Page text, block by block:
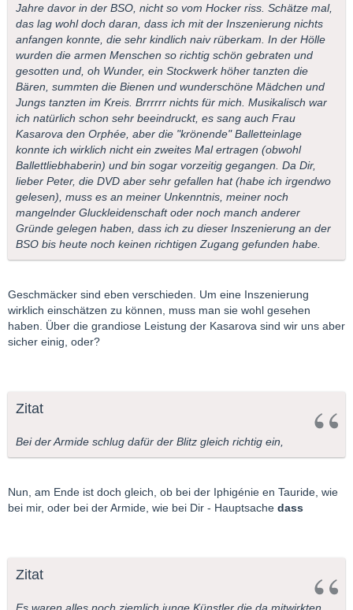
Jahre davor in der BSO, nicht so vom Hocker riss. Schätze mal,
das lag wohl doch daran, dass ich mit der Inszenierung nichts
anfangen konnte, die sehr kindlich naiv rüberkam. In der Hölle
wurden die armen Menschen so richtig schön gebraten und
gesotten und, oh Wunder, ein Stockwerk höher tanzten die
Bären, summten die Bienen und wunderschöne Mädchen und
Jungs tanzten im Kreis. Brrrrrr nichts für mich. Musikalisch war
ich natürlich schon sehr beeindruckt, es sang auch Frau
Kasarova den Orphée, aber die "krönende" Balletteinlage
konnte ich wirklich nicht ein zweites Mal ertragen (obwohl
Ballettliebhaberin) und bin sogar vorzeitig gegangen. Da Dir,
lieber Peter, die DVD aber sehr gefallen hat (habe ich irgendwo
gelesen), muss es an meiner Unkenntnis, meiner noch
mangelnder Gluckleidenschaft oder noch manch anderer
Gründe gelegen haben, dass ich zu dieser Inszenierung an der
BSO bis heute noch keinen richtigen Zugang gefunden habe.
Geschmäcker sind eben verschieden. Um eine Inszenierung
wirklich einschätzen zu können, muss man sie wohl gesehen
haben. Über die grandiose Leistung der Kasarova sind wir uns aber
sicher einig, oder?
Zitat
Bei der Armide schlug dafür der Blitz gleich richtig ein,
Nun, am Ende ist doch gleich, ob bei der Iphigénie en Tauride, wie
bei mir, oder bei der Armide, wie bei Dir - Hauptsache dass
Zitat